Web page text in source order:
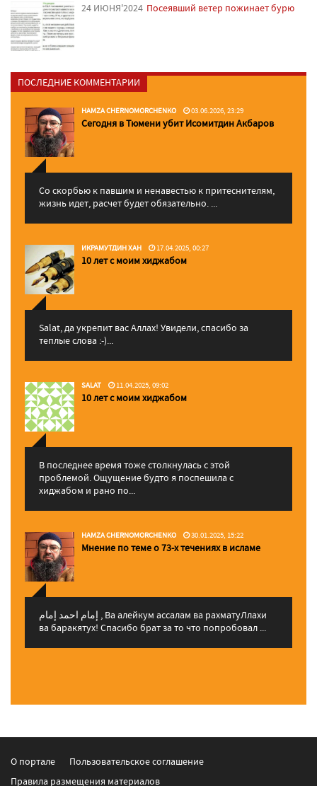
24 ИЮНЯ'2024 Посеявший ветер пожинает бурю
ПОСЛЕДНИЕ КОММЕНТАРИИ
HAMZA CHERNOMORCHENKO 03.06.2026, 23:29
Сегодня в Тюмени убит Исомитдин Акбаров
Со скорбью к павшим и ненавестью к притеснителям,
жизнь идет, расчет будет обязательно. ...
ИКРАМУТДИН ХАН 17.04.2025, 00:27
10 лет с моим хиджабом
Salat, да укрепит вас Аллаx! Увидели, спасибо за
теплые слова :-)...
SALAT 11.04.2025, 09:02
10 лет с моим хиджабом
В последнее время тоже столкнулась с этой
проблемой. Ощущение будто я поспешила с
хиджабом и рано по...
HAMZA CHERNOMORCHENKO 30.01.2025, 15:22
Мнение по теме о 73-х течениях в исламе
إمام احمد إمام , Ва алейкум ассалам ва рахматуЛлахи
ва баракятух! Спасибо брат за то что попробовал ...
О портале
Пользовательское соглашение
Правила размещения материалов